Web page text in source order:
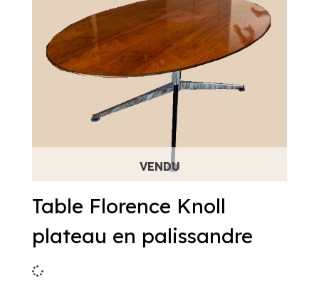
Table Florence Knoll
plateau en palissandre